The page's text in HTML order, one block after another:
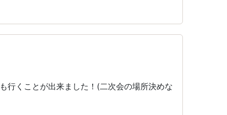
行くことが出来ました！(二次会の場所決めな